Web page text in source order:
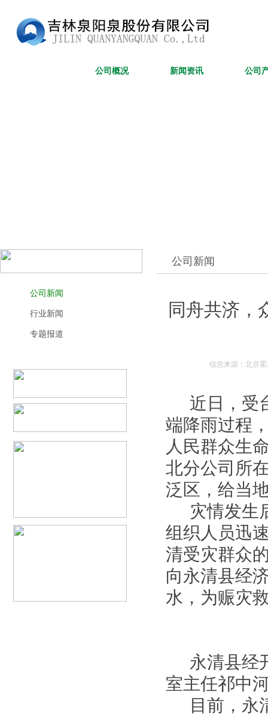
公司概况 新闻资讯 公司
公司新闻
行业新闻
专题报道
公司新闻
同舟共济，
信息来源：北京
近日，受
端降雨过程
人民群众生
北分公司所
泛区，给当
灾情发生
组织人员迅
清受灾群众
向永清县经
水，为赈灾
永清县经
室主任祁中
目前，永